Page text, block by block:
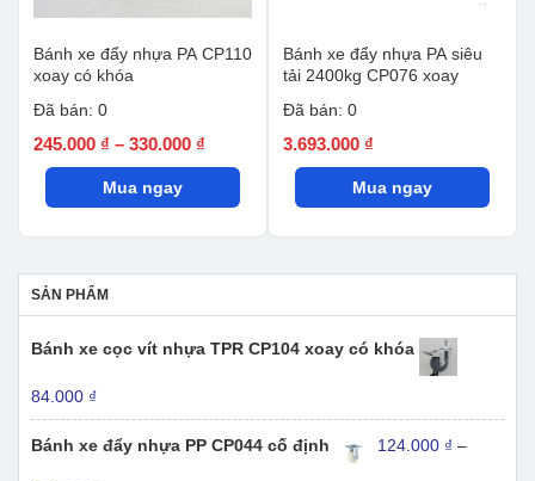
Bánh xe đẩy nhựa PA CP110
xoay có khóa
Đã bán: 0
245.000 ₫ – 330.000 ₫
giá:
245.000 ₫
Mua ngay
Bánh xe đẩy nhựa PA siêu
tải 2400kg CP076 xoay
Đã bán: 0
3.693.000 ₫
Mua ngay
SẢN PHẨM
Bánh xe cọc vít nhựa TPR CP104 xoay có khóa
84.000 ₫
Bánh xe đẩy nhựa PP CP044 cố định 124.000 ₫ –